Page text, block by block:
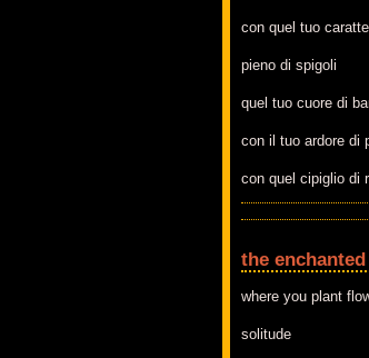
con quel tuo
pieno di spigoli
quel tuo cuore di
con il tuo ardore di
con quel cipiglio di
the
where you plant
solitude